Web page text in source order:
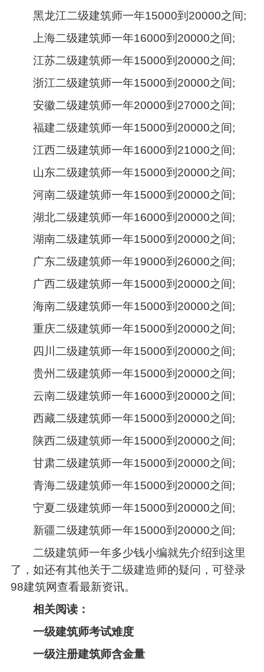
黑龙江二级建筑师一年15000到20000之间;
上海二级建筑师一年16000到20000之间;
江苏二级建筑师一年15000到20000之间;
浙江二级建筑师一年15000到20000之间;
安徽二级建筑师一年20000到27000之间;
福建二级建筑师一年15000到20000之间;
江西二级建筑师一年16000到21000之间;
山东二级建筑师一年15000到20000之间;
河南二级建筑师一年15000到20000之间;
湖北二级建筑师一年16000到20000之间;
湖南二级建筑师一年15000到20000之间;
广东二级建筑师一年19000到26000之间;
广西二级建筑师一年15000到20000之间;
海南二级建筑师一年15000到20000之间;
重庆二级建筑师一年15000到20000之间;
四川二级建筑师一年15000到20000之间;
贵州二级建筑师一年15000到20000之间;
云南二级建筑师一年16000到20000之间;
西藏二级建筑师一年15000到20000之间;
陕西二级建筑师一年15000到20000之间;
甘肃二级建筑师一年15000到20000之间;
青海二级建筑师一年15000到20000之间;
宁夏二级建筑师一年15000到20000之间;
新疆二级建筑师一年15000到20000之间;
二级建筑师一年多少钱小编就先介绍到这里
了，如还有其他关于二级建造师的疑问，可登录
98建筑网查看最新资讯。
相关阅读：
一级建筑师考试难度
一级注册建筑师含金量